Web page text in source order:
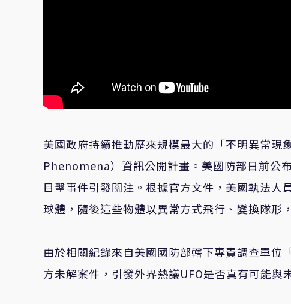
美國政府持續推動歷來規模最大的「不明異常現
Phenomena）資訊公開計畫。美國防部日前公
目擊事件引發關注。根據官方文件，美國執法
球體，隨後這些物體以異常方式飛行、變換隊形
由於相關紀錄來自美國國防部轄下專責調查單位
方未解案件，引發外界熱議UFO是否真有可能與